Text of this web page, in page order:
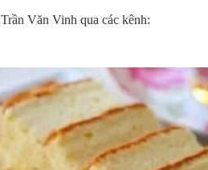
Văn Vinh qua các kênh: